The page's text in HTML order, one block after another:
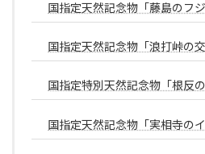
国指定天然記念物「藤島のフジ
国指定天然記念物「浪打峠の交
国指定特別天然記念物「根反の
国指定天然記念物「実相寺のイ